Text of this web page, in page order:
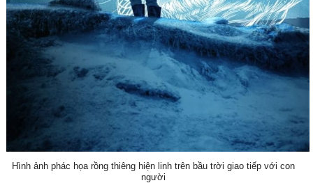
Hình ảnh phác họa rồng thiêng hiện linh trên bầu trời giao tiếp với con
người